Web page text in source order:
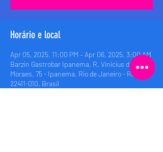
Horário e local
Apr 05, 2025, 11:00 PM – Apr 06, 2025, 3:00 AM
Barzin Gastrobar Ipanema, R. Vinícius de
Moraes, 75 - Ipanema, Rio de Janeiro - RJ,
22411-010, Brasil